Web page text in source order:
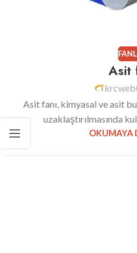
Asit
Asit fanı, kimyasal ve asit
uzaklaştırılmasında
OKUMAYA